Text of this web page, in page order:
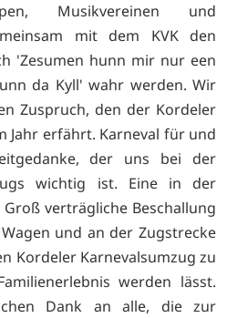
Musikvereinen und
mit dem KVK den
'Zesumen hunn mir nur een
da Kyll' wahr werden. Wir
Zuspruch, den der Kordeler
Jahr erfährt. Karneval für und
der uns bei der
wichtig ist. Eine in der
verträgliche Beschallung
und an der Zugstrecke
Kordeler Karnevalsumzug zu
werden lässt.
Dank an alle, die zur